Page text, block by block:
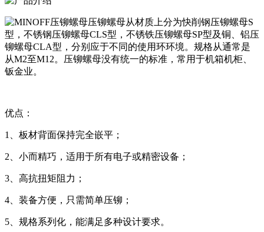
压铆螺母从材质上分为快削钢压铆螺母S
型，不锈钢压铆螺母CLS型，不锈铁压铆螺母SP型及铜、铝压
铆螺母CLA型，分别应于不同的使用环环境。规格从通常是
从M2至M12。压铆螺母没有统一的标准，常用于机箱机柜、
钣金业。
优点：
1、板材背面保持完全嵌平；
2、小而精巧，适用于所有电子或精密设备；
3、高抗扭矩阻力；
4、装备方便，只需简单压铆；
5、规格系列化，能满足多种设计要求。